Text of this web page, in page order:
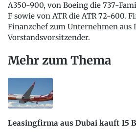
A350-900, von Boeing die 737-
F sowie von ATR die ATR 72-600.
Finanzchef zum Unternehmen aus
Vorstandsvorsitzender.
Mehr zum Thema
Leasingfirma aus Dubai kauft 15